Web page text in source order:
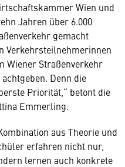
Wien und
Jahren über 6.000
gemacht
Verkehrsteilnehmerinnen
Wiener Straßenverkehr
Denn die
Priorität,“ betont die
Emmerling.
aus Theorie und
erfahren nicht nur,
lernen auch konkrete